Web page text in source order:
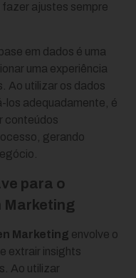
fazer ajustes sempre
em dados é uma
uma experiência
Ao utilizar os dados
los adequadamente, é
conteúdos
gerando
para o
Marketing
Marketing envolve o
extrair insights
Ao utilizar